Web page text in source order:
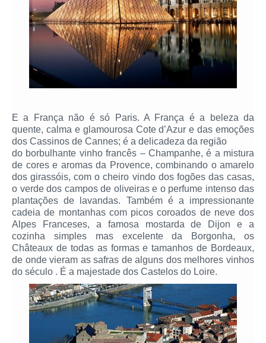
E a França não é só Paris. A França é a beleza da
quente, calma e glamourosa Cote d’Azur e das emoções
dos Cassinos de Cannes; é a delicadeza da região
do borbulhante vinho francês – Champanhe, é a mistura
de cores e aromas da Provence, combinando o amarelo
dos girassóis, com o cheiro vindo dos fogões das casas,
o verde dos campos de oliveiras e o perfume intenso das
plantações de lavandas. Também é a impressionante
cadeia de montanhas com picos coroados de neve dos
Alpes Franceses, a famosa mostarda de Dijon e a
cozinha simples mas excelente da Borgonha, os
Châteaux de todas as formas e tamanhos de Bordeaux,
de onde vieram as safras de alguns dos melhores vinhos
do século . É a majestade dos Castelos do Loire.